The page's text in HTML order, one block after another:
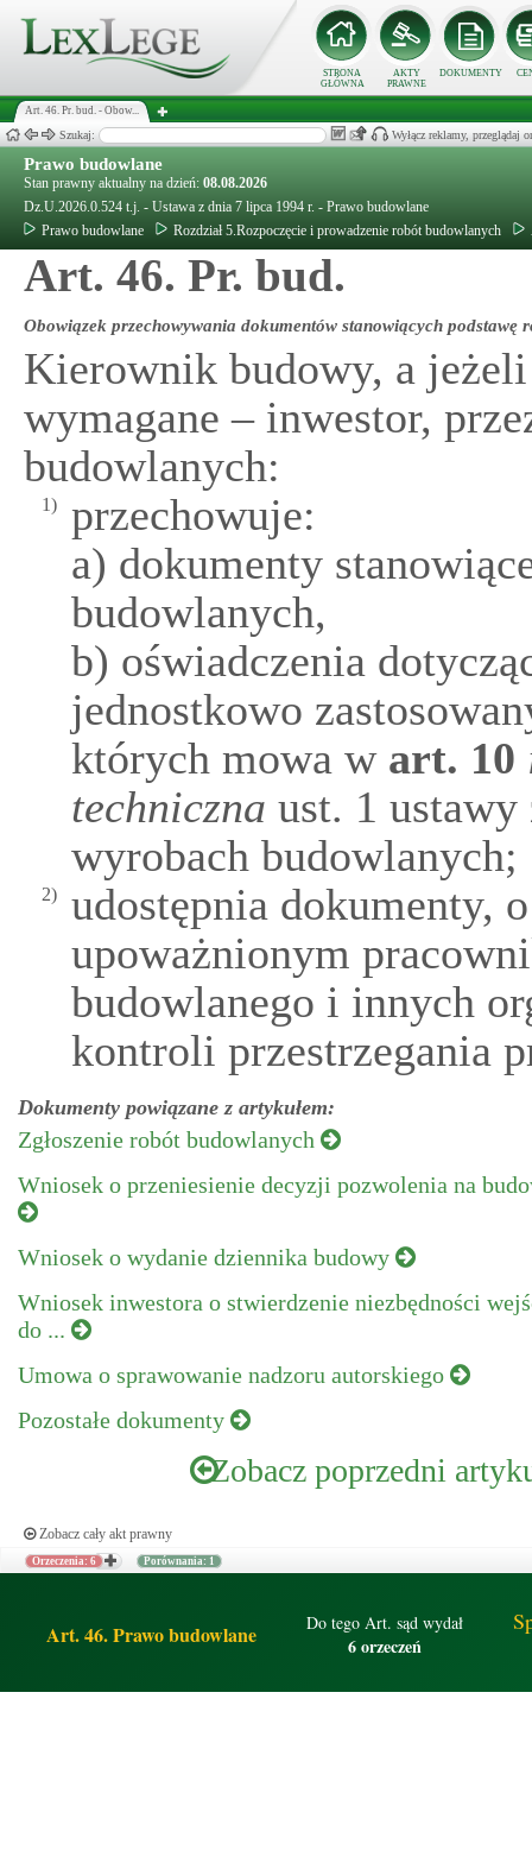
STRONA
GŁÓWNA
AKTY
PRAWNE
DOKUMENTY
Art. 46. Pr. bud. - Obow...
Szukaj: Wyłącz reklamy, przeglądaj
Prawo budowlane
Stan prawny aktualny na dzień: 08.08.2026
Dz.U.2026.0.524 t.j. - Ustawa z dnia 7 lipca 1994 r. - Prawo budowlane
Prawo budowlane
Rozdział 5.Rozpoczęcie i prowadzenie robót budowlanych
Art. 46. Pr. bud.
Obowiązek przechowywania dokumentów stanowiących podstawę
Kierownik budowy, a
wymagane – inwestor,
budowlanych:
1)
przechowuje:
a) dokumenty
budowlanych,
b) oświadczenia
jednostkowo
których mowa wart. 10
techniczna ust. 1
wyrobach budowlanych;
2)
udostępnia dokumenty,
upoważnionym
budowlanego i innych
kontroli przestrzegania
Dokumenty powiązane z artykułem:
Zgłoszenie robót budowlanych
Wniosek o przeniesienie decyzji pozwolenia na
Wniosek o wydanie dziennika budowy
Wniosek inwestora o stwierdzenie niezbędności
do ...
Umowa o sprawowanie nadzoru autorskiego
Pozostałe dokumenty
Zobacz poprzedni
Zobacz cały akt prawny
Orzeczenia: 6 Porównania: 1
Art. 46. Prawo budowlane Do tego Art. sąd wydał
6 orzeczeń